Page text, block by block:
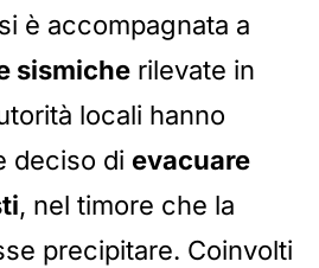
è accompagnata a
sismiche rilevate in
locali hanno
deciso di evacuare
, nel timore che la
precipitare. Coinvolti